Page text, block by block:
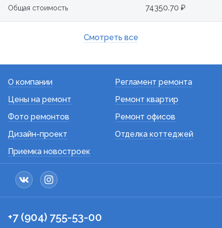
Общая стоимость 74350.70 ₽
Смотреть все
О компании
Цены на ремонт
Фото ремонтов
Дизайн-проект
Приемка новостроек
Регламент ремонта
Ремонт квартир
Ремонт офисов
Отделка коттеджей
+7 (904) 755-53-00